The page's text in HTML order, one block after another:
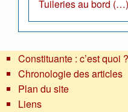
Tuileries au bord (…)
Constituante : c’est quoi ?
Chronologie des articles
Plan du site
Liens